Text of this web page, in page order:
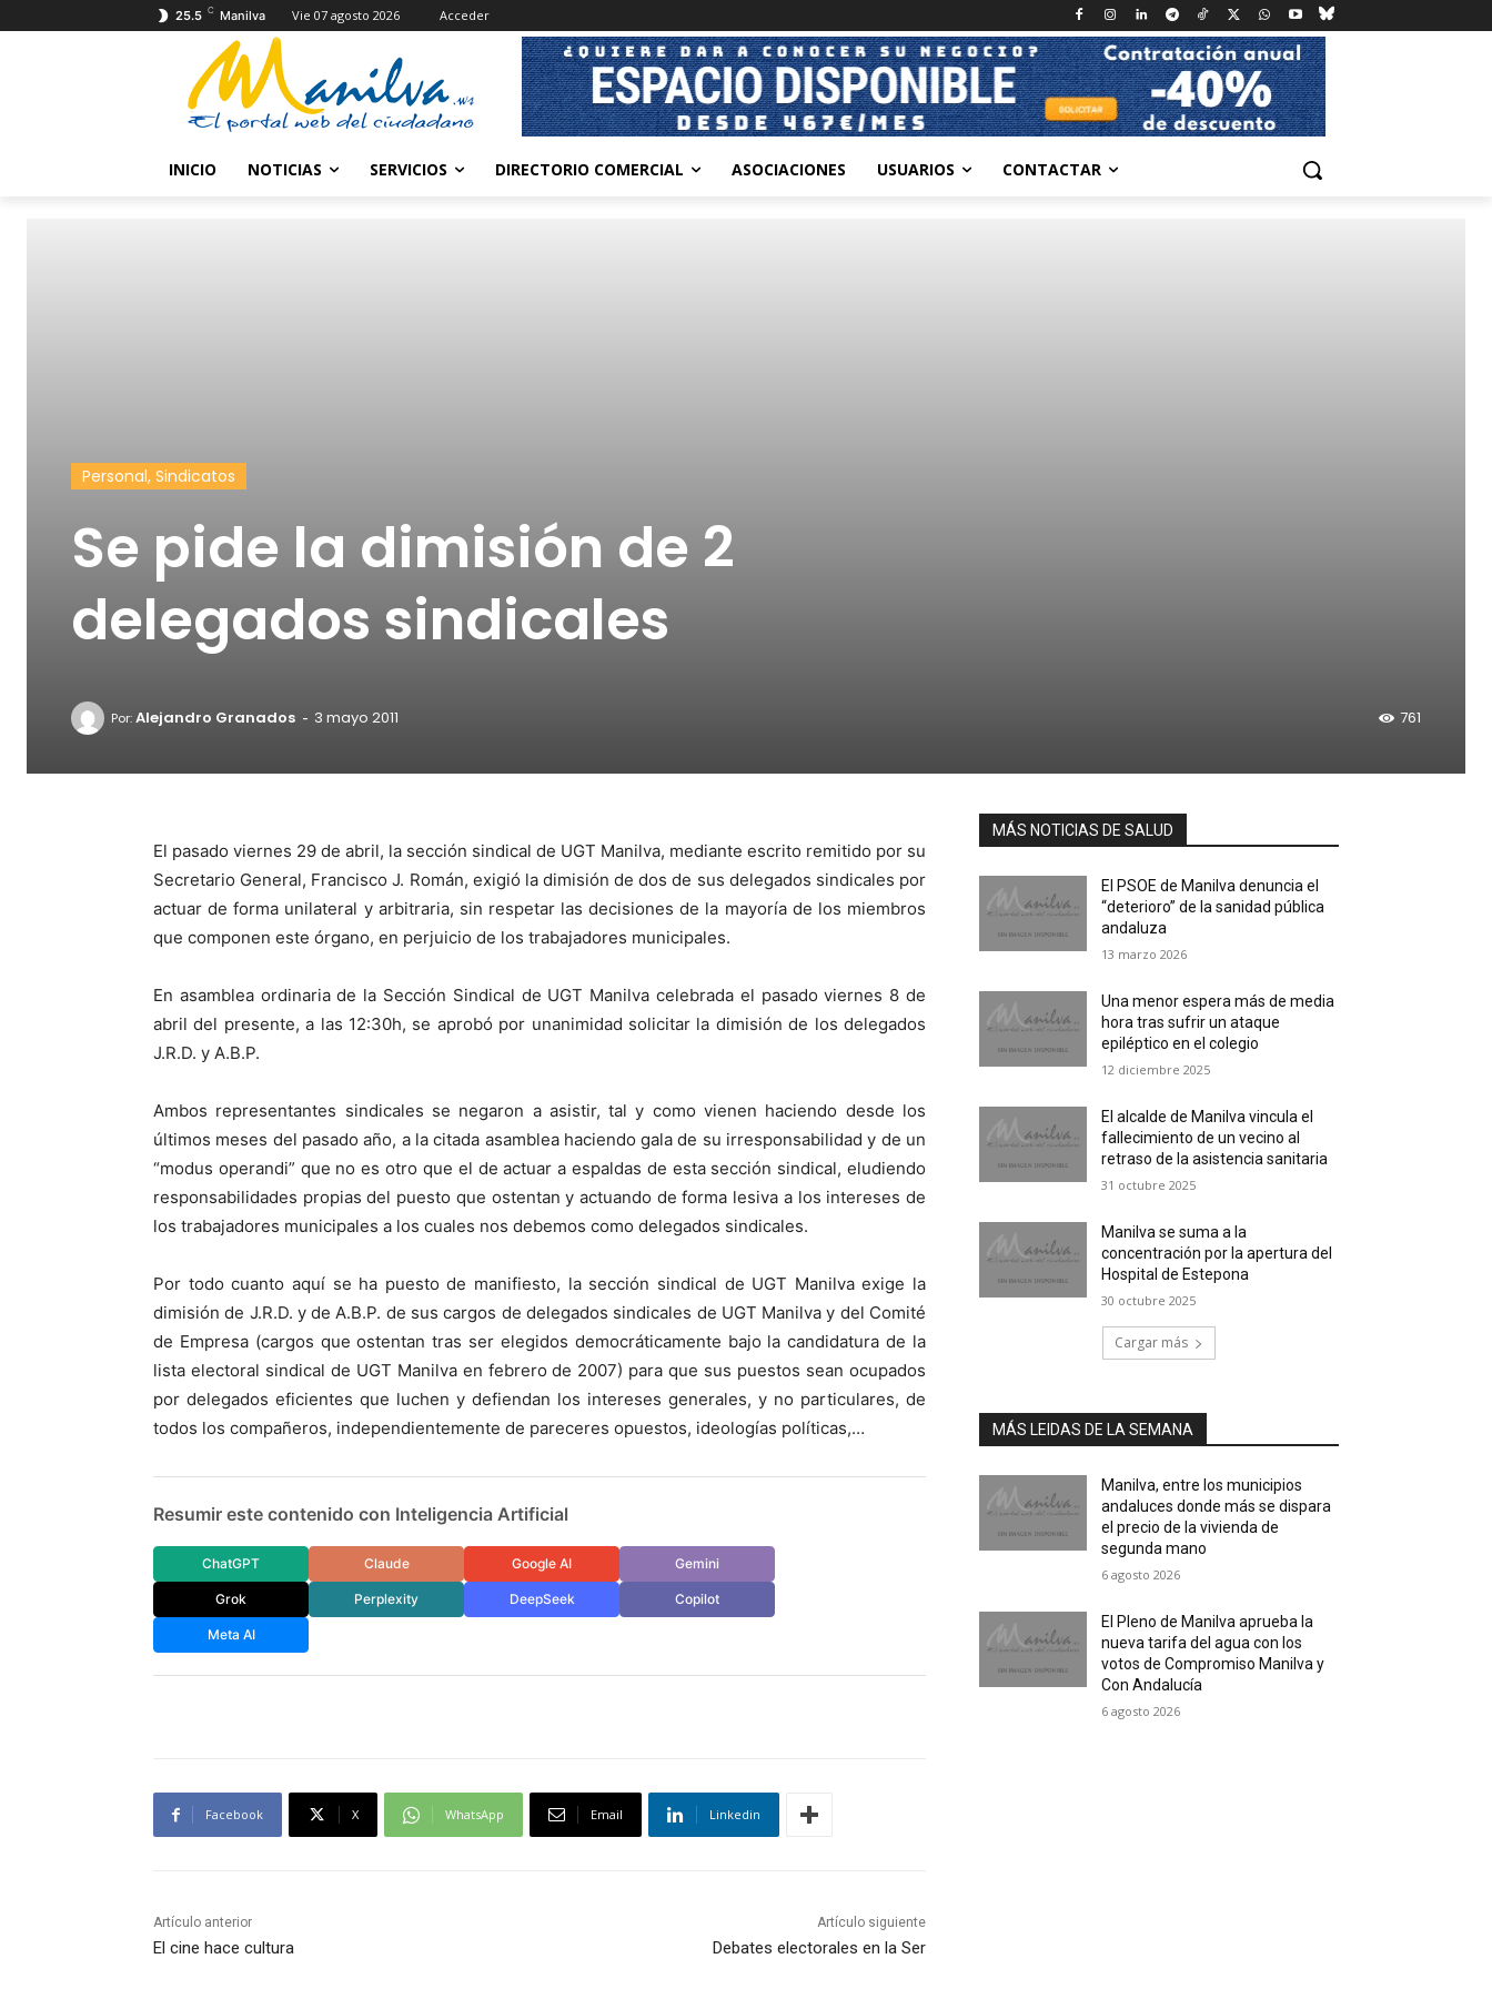
25.5 C Manilva Vie 07 agosto 2026 Acceder
INICIO NOTICIAS SERVICIOS DIRECTORIO COMERCIAL ASOCIACIONES USUARIOS CONTACTAR
Personal, Sindicatos
Se pide la dimisión de 2
delegados sindicales
Por:Alejandro Granados - 3 mayo 2011 761
El pasado viernes 29 de abril, la sección sindical de UGT­ Manilva, mediante escrito remitido por su
Secretario General, Francisco J. Román, exigió la dimisión de dos de sus delegados sindicales por
actuar de forma unilateral y arbitraria, sin respetar las decisiones de la mayoría de los miembros
que componen este órgano, en perjuicio de los trabajadores municipales.
En asamblea ordinaria de la Sección Sindical de UGT ­Manilva celebrada el pasado viernes 8 de
abril del presente, a las 12:30h, se aprobó por unanimidad solicitar la dimisión de los delegados
J.R.D. y A.B.P.
Ambos representantes sindicales se negaron a asistir, tal y como vienen haciendo desde los
últimos meses del pasado año, a la citada asamblea haciendo gala de su irresponsabilidad y de un
“modus operandi” que no es otro que el de actuar a espaldas de esta sección sindical, eludiendo
responsabilidades propias del puesto que ostentan y actuando de forma lesiva a los intereses de
los trabajadores municipales a los cuales nos debemos como delegados sindicales.
Por todo cuanto aquí se ha puesto de manifiesto, la sección sindical de UGT­ Manilva exige la
dimisión de J.R.D. y de A.B.P. de sus cargos de delegados sindicales de UGT ­Manilva y del Comité
de Empresa (cargos que ostentan tras ser elegidos democráticamente bajo la candidatura de la
lista electoral sindical de UGT ­Manilva en febrero de 2007) para que sus puestos sean ocupados
por delegados eficientes que luchen y defiendan los intereses generales, y no particulares, de
todos los compañeros, independientemente de pareceres opuestos, ideologías políticas,…
Resumir este contenido con Inteligencia Artificial
ChatGPT Claude Google AI Gemini
Grok Perplexity DeepSeek Copilot
Meta AI
Facebook X WhatsApp Email Linkedin
Artículo anterior
El cine hace cultura
Artículo siguiente
Debates electorales en la Ser
MÁS NOTICIAS DE SALUD
El PSOE de Manilva denuncia el
“deterioro” de la sanidad pública
andaluza
13 marzo 2026
Una menor espera más de media
hora tras sufrir un ataque
epiléptico en el colegio
12 diciembre 2025
El alcalde de Manilva vincula el
fallecimiento de un vecino al
retraso de la asistencia sanitaria
31 octubre 2025
Manilva se suma a la
concentración por la apertura del
Hospital de Estepona
30 octubre 2025
Cargar más
MÁS LEIDAS DE LA SEMANA
Manilva, entre los municipios
andaluces donde más se dispara
el precio de la vivienda de
segunda mano
6 agosto 2026
El Pleno de Manilva aprueba la
nueva tarifa del agua con los
votos de Compromiso Manilva y
Con Andalucía
6 agosto 2026